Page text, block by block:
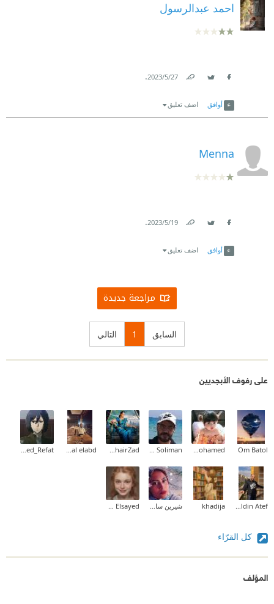
احمد عبدالرسول
27‏/5‏/2023
.
أوافق اضف تعليق
Menna
19‏/5‏/2023
.
أوافق اضف تعليق
مراجعة جديدة
السابق 1 التالي
على رفوف الأبجديين
Om Batol
Omnia Mohamed
Ahmed Soliman
Rahel KhairZad
kamal elabd
Ahmed_Refat
Shams Eldin Atef
khadija شيرين سامح Nonna Elsayed
كل القرّاء
المؤلف